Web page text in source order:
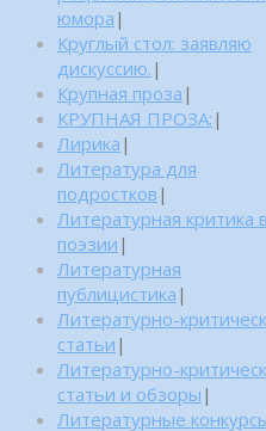
юмора |
Круглый стол: заявляю
дискуссию. |
Крупная проза |
КРУПНАЯ ПРОЗА: |
Лирика |
Литература для
подростков |
Литературная критика в
поэзии |
Литературная
публицистика |
Литературно-
статьи |
Литературно-
статьи и обзоры |
Литературные